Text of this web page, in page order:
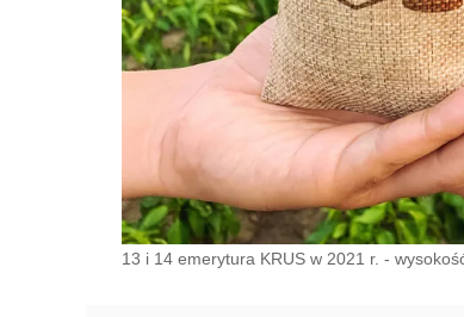
13 i 14 emerytura KRUS w 2021 r. -